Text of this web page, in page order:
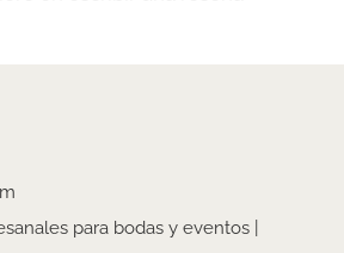
para bodas y eventos |